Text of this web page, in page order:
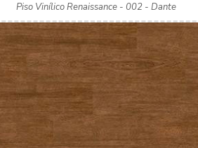
Piso Vinílico Renaissance - 002 - Dante